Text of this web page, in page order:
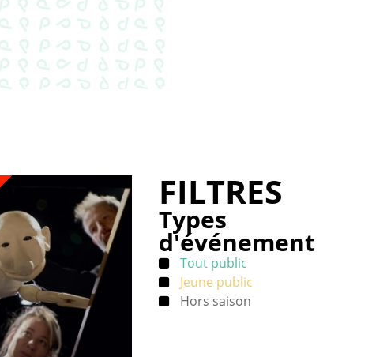
FILTRES
Types
d'événement
Tout public
Jeune public
Hors saison